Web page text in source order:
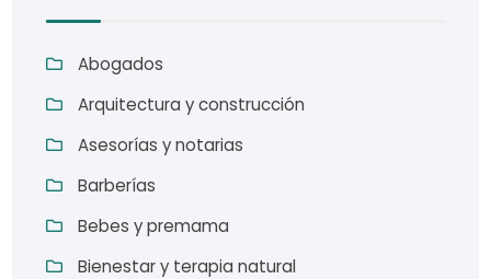
Abogados
Arquitectura y construcción
Asesorías y notarias
Barberías
Bebes y premama
Bienestar y terapia natural